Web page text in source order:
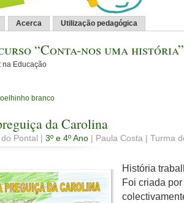
Acerca Utilização pedagógica
“Conta-nos uma história”
na Educação
branco
da Carolina
do Pontal | 3º e 4º Ano | Paula Costa | Turma
História
Foi criada